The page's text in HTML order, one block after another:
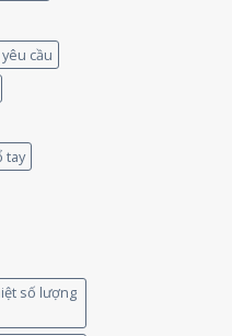
cầu
tay
số lượng